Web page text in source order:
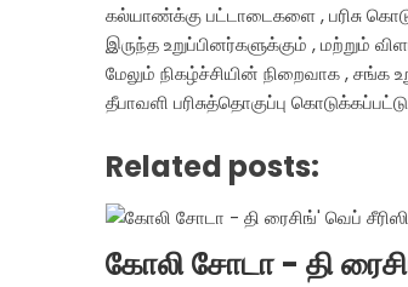
கல்யாண்க்கு பட்டாடைகளை , பரிசு
இருந்த உறுப்பினர்களுக்கும் , மற்றும்
மேலும் நிகழ்ச்சியின் நிறைவாக ,
தீபாவளி பரிசுத்தொகுப்பு
Related posts:
கோலி சோடா - தி